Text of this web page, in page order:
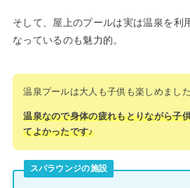
そして、屋上のプールは実は温泉を利
なっているのも魅力的。
温泉プールは大人も子供も楽しめました
温泉なので身体の疲れもとりながら子
てよかったです♪
スパラウンジの施設